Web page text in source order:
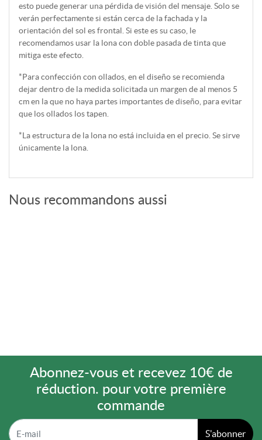
esto puede generar una pérdida de visión del mensaje. Solo se
verán perfectamente si están cerca de la fachada y la
orientación del sol es frontal. Si este es su caso, le
recomendamos usar la lona con doble pasada de tinta que
mitiga este efecto.
*Para confección con ollados, en el diseño se recomienda
dejar dentro de la medida solicitada un margen de al menos 5
cm en la que no haya partes importantes de diseño, para evitar
que los ollados los tapen.
*La estructura de la lona no está incluida en el precio. Se sirve
únicamente la lona.
Nous recommandons aussi
Abonnez-vous et recevez 10€ de
réduction. pour votre première
commande
S'abonner